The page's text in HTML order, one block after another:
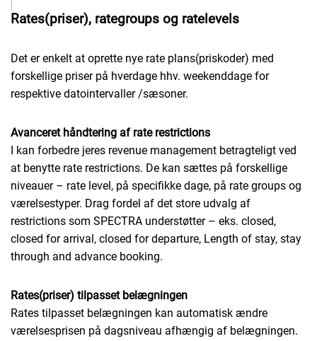
Rates(priser), rategroups og ratelevels
Det er enkelt at oprette nye rate plans(priskoder) med
forskellige priser på hverdage hhv. weekenddage for
respektive datointervaller /sæsoner.
Avanceret håndtering af rate restrictions
I kan forbedre jeres revenue management betragteligt ved
at benytte rate restrictions. De kan sættes på forskellige
niveauer – rate level, på specifikke dage, på rate groups og
værelsestyper. Drag fordel af det store udvalg af
restrictions som SPECTRA understøtter – eks. closed,
closed for arrival, closed for departure, Length of stay, stay
through and advance booking.
Rates(priser) tilpasset belægningen
Rates tilpasset belægningen kan automatisk ændre
værelsesprisen på dagsniveau afhængig af belægningen.